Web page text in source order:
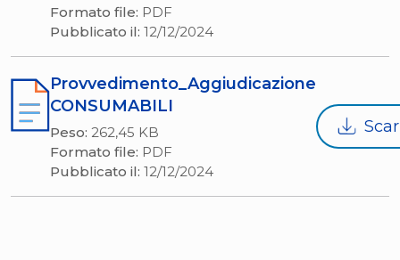
Formato file: PDF
Pubblicato il: 12/12/2024
Provvedimento_Aggiudicazione
CONSUMABILI
Peso: 262,45 KB
Formato file: PDF
Pubblicato il: 12/12/2024